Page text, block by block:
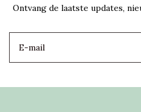
Ontvang de laatste updates,